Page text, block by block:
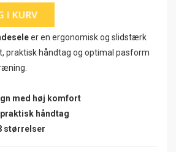
er en ergonomisk og slidstærk
praktisk håndtag og optimal pasform
med høj komfort
håndtag
størrelser